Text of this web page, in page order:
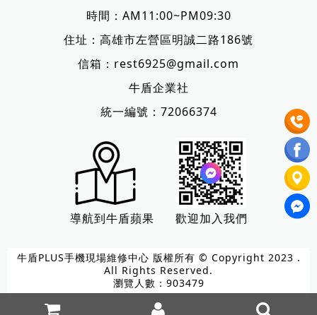
時間：AM11:00~PM09:30
住址： 高雄市左營區明誠二路186號
信箱： rest6925@gmail.com
牛盾企業社
統一編號：72066374
導航到牛盾蘋果 歡迎加入我們
牛盾PLUS手機現場維修中心 版權所有 © Copyright 2023 .
All Rights Reserved.
瀏覽人數：903479